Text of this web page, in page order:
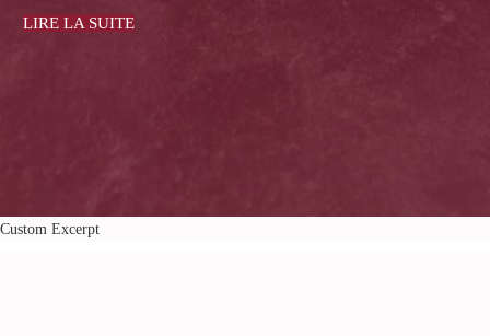
juin 20, 2016
Custom Excerpt